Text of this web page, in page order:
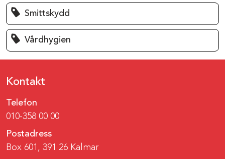
Smittskydd
Vårdhygien
Kontakt
Telefon
010-358 00 00
Postadress
Box 601, 391 26 Kalmar